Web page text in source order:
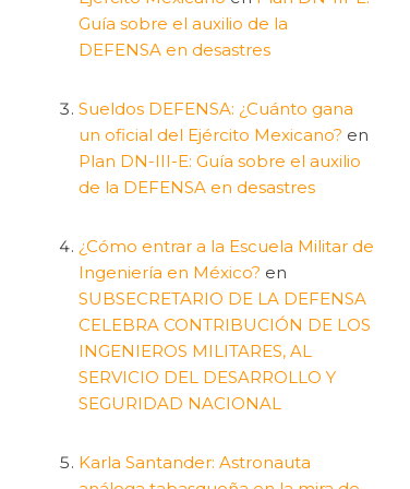
Guía sobre el auxilio de la
DEFENSA en desastres
Sueldos DEFENSA: ¿Cuánto gana
un oficial del Ejército Mexicano? en
Plan DN-III-E: Guía sobre el auxilio
de la DEFENSA en desastres
¿Cómo entrar a la Escuela Militar de
Ingeniería en México? en
SUBSECRETARIO DE LA DEFENSA
CELEBRA CONTRIBUCIÓN DE LOS
INGENIEROS MILITARES, AL
SERVICIO DEL DESARROLLO Y
SEGURIDAD NACIONAL
Karla Santander: Astronauta